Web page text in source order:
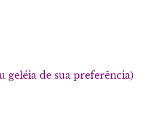
geléia de sua preferência)